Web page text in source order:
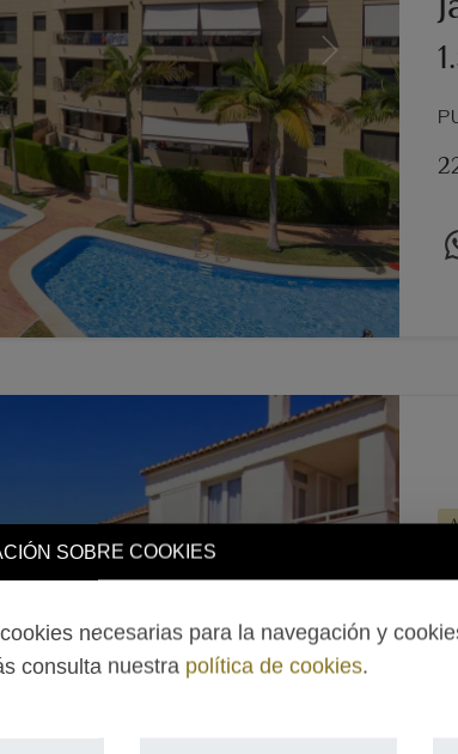
SOBRE COOKIES
necesarias para la navegación y
consulta nuestra política de cookies.
Next